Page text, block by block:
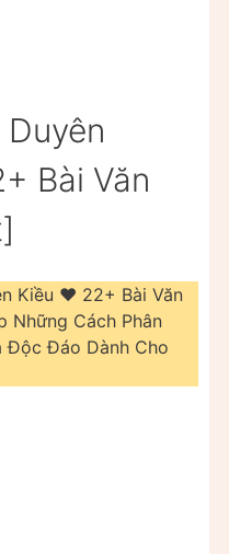
Bài Văn
Kiều ❤️️ 22+ Bài Văn
Những Cách Phân
Độc Đáo Dành Cho